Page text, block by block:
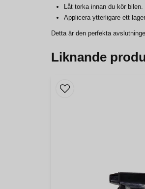
Låt torka innan du kör bilen.
Applicera ytterligare ett
Detta är den perfekta
Liknande